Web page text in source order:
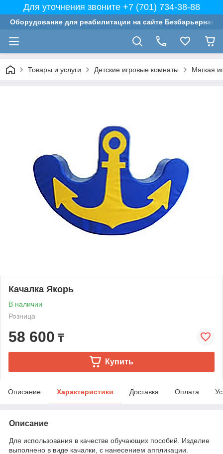
Для уточнения звоните +7 (701) 734-38-88
Оборудование для реабилитации на сайте Безбарьерная
Товары и услуги Детские игровые комнаты Мягкая
Качалка Якорь
В наличии
Розница
58 600 ₸
Купить
Описание Характеристики Доставка Оплата
Описание
Для использования в качестве обучающих пособий. Изделие
выполнено в виде качалки, с нанесением аппликации.